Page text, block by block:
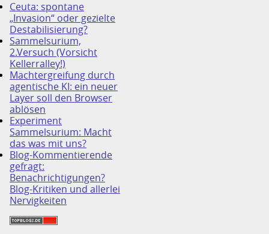
Ceuta: spontane
„Invasion“ oder gezielte
Destabilisierung?
Sammelsurium,
2.Versuch (Vorsicht
Kellerralley!)
Machtergreifung durch
agentische KI: ein neuer
Layer soll den Browser
ablösen
Experiment
Sammelsurium: Macht
das was mit uns?
Blog-Kommentierende
gefragt:
Benachrichtigungen?
Blog-Kritiken und allerlei
Nervigkeiten